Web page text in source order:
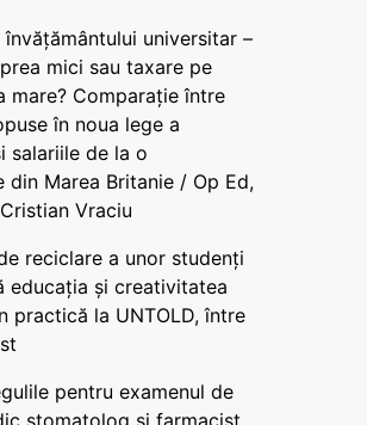
învățământului universitar –
mici sau taxare pe
mare? Comparație între
în noua lege a
salariile de la o
din Marea Britanie / Op Ed,
Vraciu
reciclare a unor studenți
educația și creativitatea
practică la UNTOLD, între
pentru examenul de
stomatolog și farmacist